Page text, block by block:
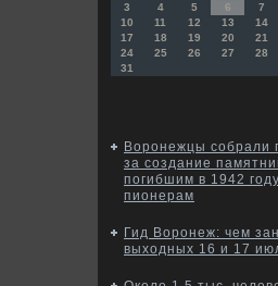
3
4 5 6 7
10
11 12 13 14
17
18 19 20 21
24
25 26 27 28
31
Воронежцы собрали
за создание
погибшим в 1942 году
пионерам
Гид Воронеж: чем
выходных 16 и 17